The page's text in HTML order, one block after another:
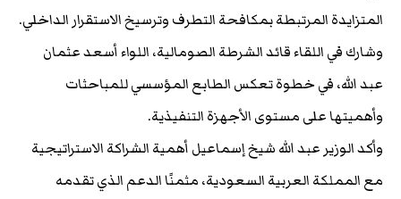
المتزايدة المرتبطة بمكافحة التطرف وترسيخ الاستقرار الداخلي.
وشارك في اللقاء قائد الشرطة الصومالية، اللواء أسعد عثمان
عبد الله، في خطوة تعكس الطابع المؤسسي للمباحثات
وأهميتها على مستوى الأجهزة التنفيذية.
وأكد الوزير عبد الله شيخ إسماعيل أهمية الشراكة الاستراتيجية
مع المملكة العربية السعودية، مثمنًا الدعم الذي تقدمه